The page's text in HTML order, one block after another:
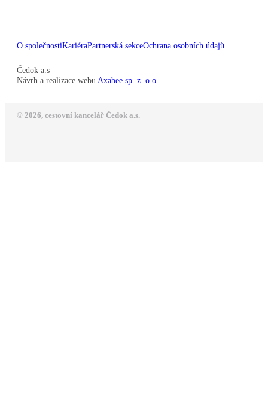
O společnostiKariéraPartnerská sekceOchrana osobních údajů
Čedok a.s
Návrh a realizace webu Axabee sp. z. o.o.
© 2026, cestovní kancelář Čedok a.s.